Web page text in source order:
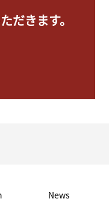
だきます。
News